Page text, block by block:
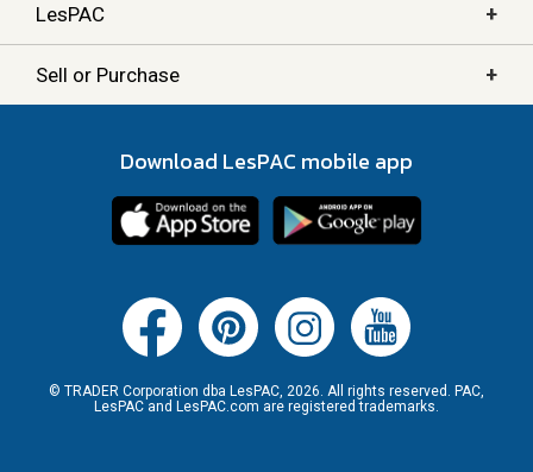
LesPAC +
Sell or Purchase +
Download LesPAC mobile app
© TRADER Corporation dba LesPAC, 2026. All rights reserved. PAC,
LesPAC and LesPAC.com are registered trademarks.